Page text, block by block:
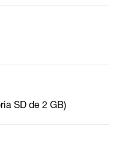
SD de 2 GB)